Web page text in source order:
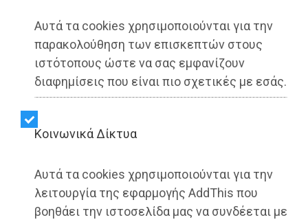
Αυτά τα cookies χρησιμοποιούνται για την
παρακολούθηση των επισκεπτών στους
ιστότοπους ώστε να σας εμφανίζουν
διαφημίσεις που είναι πιο σχετικές με εσάς.
Kοινωνικά Δίκτυα
Αυτά τα cookies χρησιμοποιούνται για την
λειτουργία της εφαρμογής AddThis που
βοηθάει την ιστοσελίδα μας να συνδέεται με
Η επάνοδος στη διοίκηση Τσεβά του Σωτήρη
Σκούφου μπορεί να αιφνιδίασε πολλούς, αλλά
Το «woman to man» σε Σκούφο εδώ και τρίμηνο,
από την Τσεβά ήταν γνωστό.